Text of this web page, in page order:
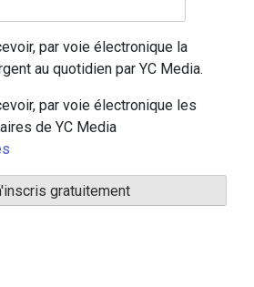
par voie électronique la
au quotidien par YC Media.
par voie électronique les
de YC Media